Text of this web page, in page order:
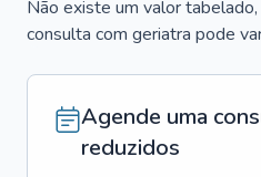
Não existe um valor
consulta com geriatra pode
Agende uma
reduzidos